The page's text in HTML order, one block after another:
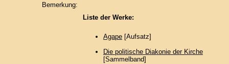
Bemerkung:
Liste der Werke:
Agape[Aufsatz]
Die politische Diakonie der Kirche
[Sammelband]